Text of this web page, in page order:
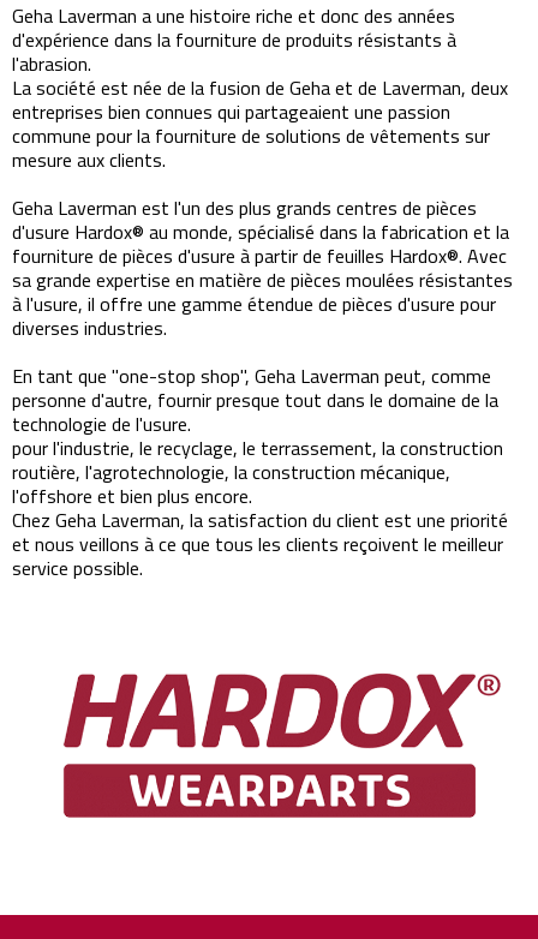
Geha Laverman a une histoire riche et donc des années
d'expérience dans la fourniture de produits résistants à
l'abrasion.
La société est née de la fusion de Geha et de Laverman, deux
entreprises bien connues qui partageaient une passion
commune pour la fourniture de solutions de vêtements sur
mesure aux clients.
Geha Laverman est l'un des plus grands centres de pièces
d'usure Hardox® au monde, spécialisé dans la fabrication et la
fourniture de pièces d'usure à partir de feuilles Hardox®. Avec
sa grande expertise en matière de pièces moulées résistantes
à l'usure, il offre une gamme étendue de pièces d'usure pour
diverses industries.
En tant que "one-stop shop", Geha Laverman peut, comme
personne d'autre, fournir presque tout dans le domaine de la
technologie de l'usure.
pour l'industrie, le recyclage, le terrassement, la construction
routière, l'agrotechnologie, la construction mécanique,
l'offshore et bien plus encore.
Chez Geha Laverman, la satisfaction du client est une priorité
et nous veillons à ce que tous les clients reçoivent le meilleur
service possible.